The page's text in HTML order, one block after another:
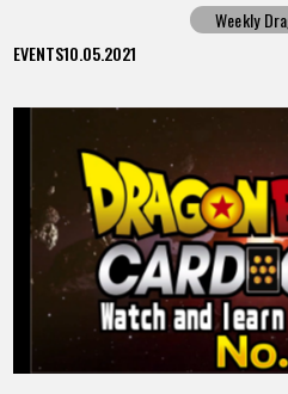
Weekly
EVENTS10.05.2021